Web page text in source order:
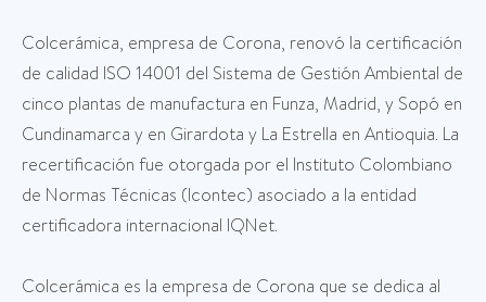
Colcerámica, empresa de Corona, renovó la certificación
de calidad ISO 14001 del Sistema de Gestión Ambiental de
cinco plantas de manufactura en Funza, Madrid, y Sopó en
Cundinamarca y en Girardota y La Estrella en Antioquia. La
recertificación fue otorgada por el Instituto Colombiano
de Normas Técnicas (Icontec) asociado a la entidad
certificadora internacional IQNet.
Colcerámica es la empresa de Corona que se dedica al